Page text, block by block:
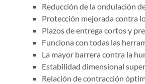
Reducción de la ondulación
Protección mejorada contra
Plazos de entrega cortos y
Funciona con todas las
La mayor barrera contra la
Estabilidad dimensional
Relación de contracción